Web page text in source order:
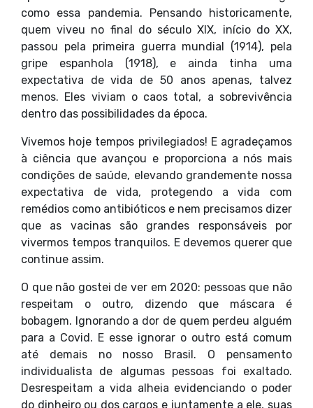
como essa pandemia. Pensando historicamente,
quem viveu no final do século XIX, início do XX,
passou pela primeira guerra mundial (1914), pela
gripe espanhola (1918), e ainda tinha uma
expectativa de vida de 50 anos apenas, talvez
menos. Eles viviam o caos total, a sobrevivência
dentro das possibilidades da época.
Vivemos hoje tempos privilegiados! E agradeçamos
à ciência que avançou e proporciona a nós mais
condições de saúde, elevando grandemente nossa
expectativa de vida, protegendo a vida com
remédios como antibióticos e nem precisamos dizer
que as vacinas são grandes responsáveis por
vivermos tempos tranquilos. E devemos querer que
continue assim.
O que não gostei de ver em 2020: pessoas que não
respeitam o outro, dizendo que máscara é
bobagem. Ignorando a dor de quem perdeu alguém
para a Covid. E esse ignorar o outro está comum
até demais no nosso Brasil. O pensamento
individualista de algumas pessoas foi exaltado.
Desrespeitam a vida alheia evidenciando o poder
do dinheiro ou dos cargos e juntamente a ele, suas